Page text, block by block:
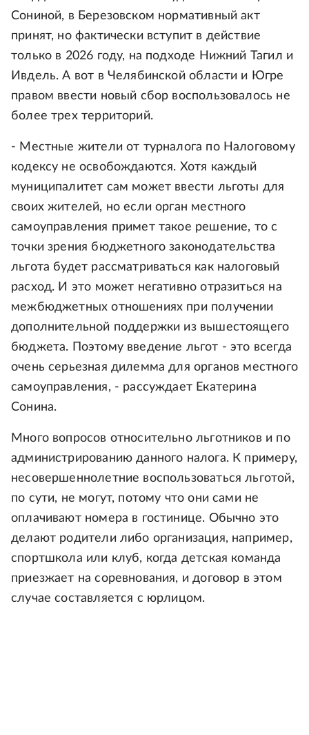
Сониной, в Березовском нормативный акт
принят, но фактически вступит в действие
только в 2026 году, на подходе Нижний Тагил и
Ивдель. А вот в Челябинской области и Югре
правом ввести новый сбор воспользовалось не
более трех территорий.
- Местные жители от турналога по Налоговому
кодексу не освобождаются. Хотя каждый
муниципалитет сам может ввести льготы для
своих жителей, но если орган местного
самоуправления примет такое решение, то с
точки зрения бюджетного законодательства
льгота будет рассматриваться как налоговый
расход. И это может негативно отразиться на
межбюджетных отношениях при получении
дополнительной поддержки из вышестоящего
бюджета. Поэтому введение льгот - это всегда
очень серьезная дилемма для органов местного
самоуправления, - рассуждает Екатерина
Сонина.
Много вопросов относительно льготников и по
администрированию данного налога. К примеру,
несовершеннолетние воспользоваться льготой,
по сути, не могут, потому что они сами не
оплачивают номера в гостинице. Обычно это
делают родители либо организация, например,
спортшкола или клуб, когда детская команда
приезжает на соревнования, и договор в этом
случае составляется с юрлицом.